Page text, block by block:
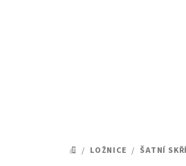
DOMŮ
/ LOŽNICE / ŠATNÍ